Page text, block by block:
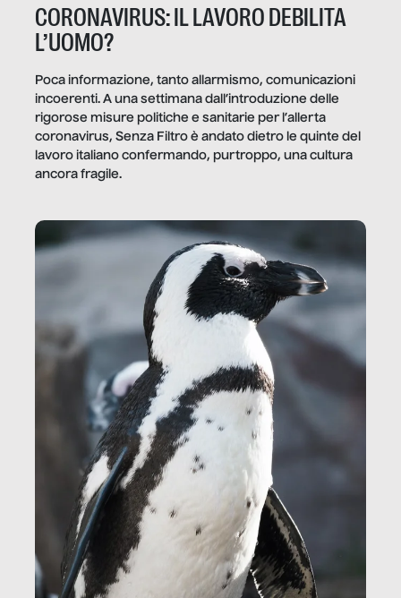
CORONAVIRUS: IL LAVORO DEBILITA
L’UOMO?
Poca informazione, tanto allarmismo, comunicazioni
incoerenti. A una settimana dall’introduzione delle
rigorose misure politiche e sanitarie per l’allerta
coronavirus, Senza Filtro è andato dietro le quinte del
lavoro italiano confermando, purtroppo, una cultura
ancora fragile.